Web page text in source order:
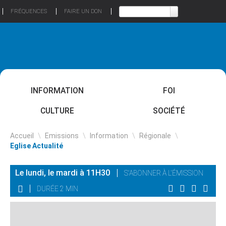
FRÉQUENCES FAIRE UN DON
INFORMATION FOI
CULTURE SOCIÉTÉ
Accueil \ Emissions \ Information \ Régionale \
Eglise Actualité
Le lundi, le mardi à 11H30
S'ABONNER À L'ÉMISSION
DURÉE 2 MIN